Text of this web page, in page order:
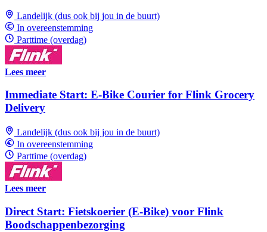
Landelijk (dus ook bij jou in de buurt)
In overeenstemming
Parttime (overdag)
Lees meer
Immediate Start: E-Bike Courier for Flink Grocery
Delivery
Landelijk (dus ook bij jou in de buurt)
In overeenstemming
Parttime (overdag)
Lees meer
Direct Start: Fietskoerier (E-Bike) voor Flink
Boodschappenbezorging